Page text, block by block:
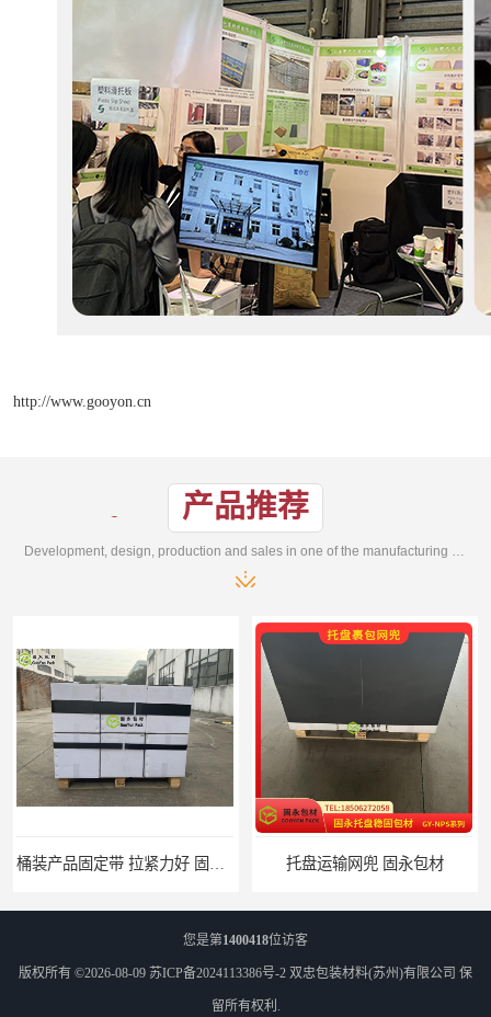
http://www.gooyon.cn
产品推荐
托盘运输网兜 固永包材 托盘打包绑带 固永包材
您是第1400418位访客
版权所有 ©2026-08-09 苏ICP备2024113386号-2 双忠包装材料(苏州)有限公司 保
留所有权利.